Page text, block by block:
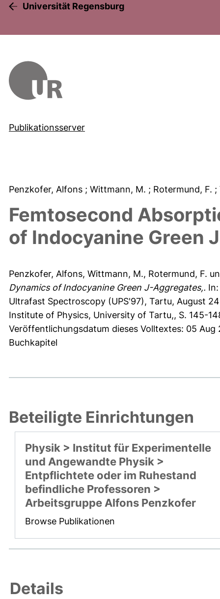
Universität Regensburg
Publikationsserver
Penzkofer, Alfons ; Wittmann, M. ; Rotermund, F. ;
Femtosecond
of Indocyanine Green
Penzkofer, Alfons, Wittmann, M., Rotermund, F.
Dynamics of Indocyanine Green J-Aggregates,.
Ultrafast Spectroscopy (UPS'97), Tartu, August
Institute of Physics, University of Tartu,, S. 145-
Veröffentlichungsdatum dieses Volltextes: 05 Aug
Buchkapitel
Beteiligte Einrichtungen
Physik > Institut für Experimentelle
und Angewandte Physik >
Entpflichtete oder im Ruhestand
befindliche Professoren >
Arbeitsgruppe Alfons Penzkofer
Browse Publikationen
Details